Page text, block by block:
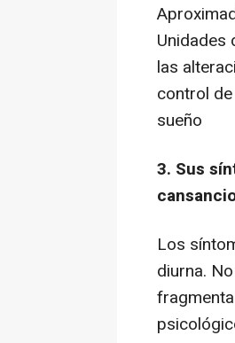
Unidades
las
control
sueño
3. Sus
Los
diurna.